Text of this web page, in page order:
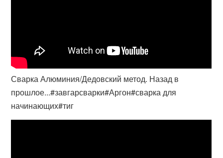
Сварка Алюминия/Дедовский метод. Назад в
прошлое...#завгарсварки#Аргон#сварка для
начинающих#тиг